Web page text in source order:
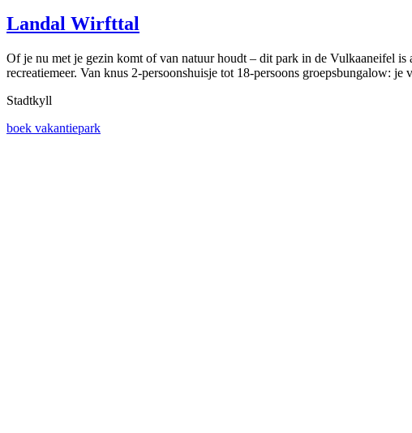
Landal Wirfttal
Of je nu met je gezin komt of van natuur houdt – dit park in de Vulkaaneifel is
recreatiemeer. Van knus 2-persoonshuisje tot 18-persoons groepsbungalow:
Stadtkyll
boek vakantiepark